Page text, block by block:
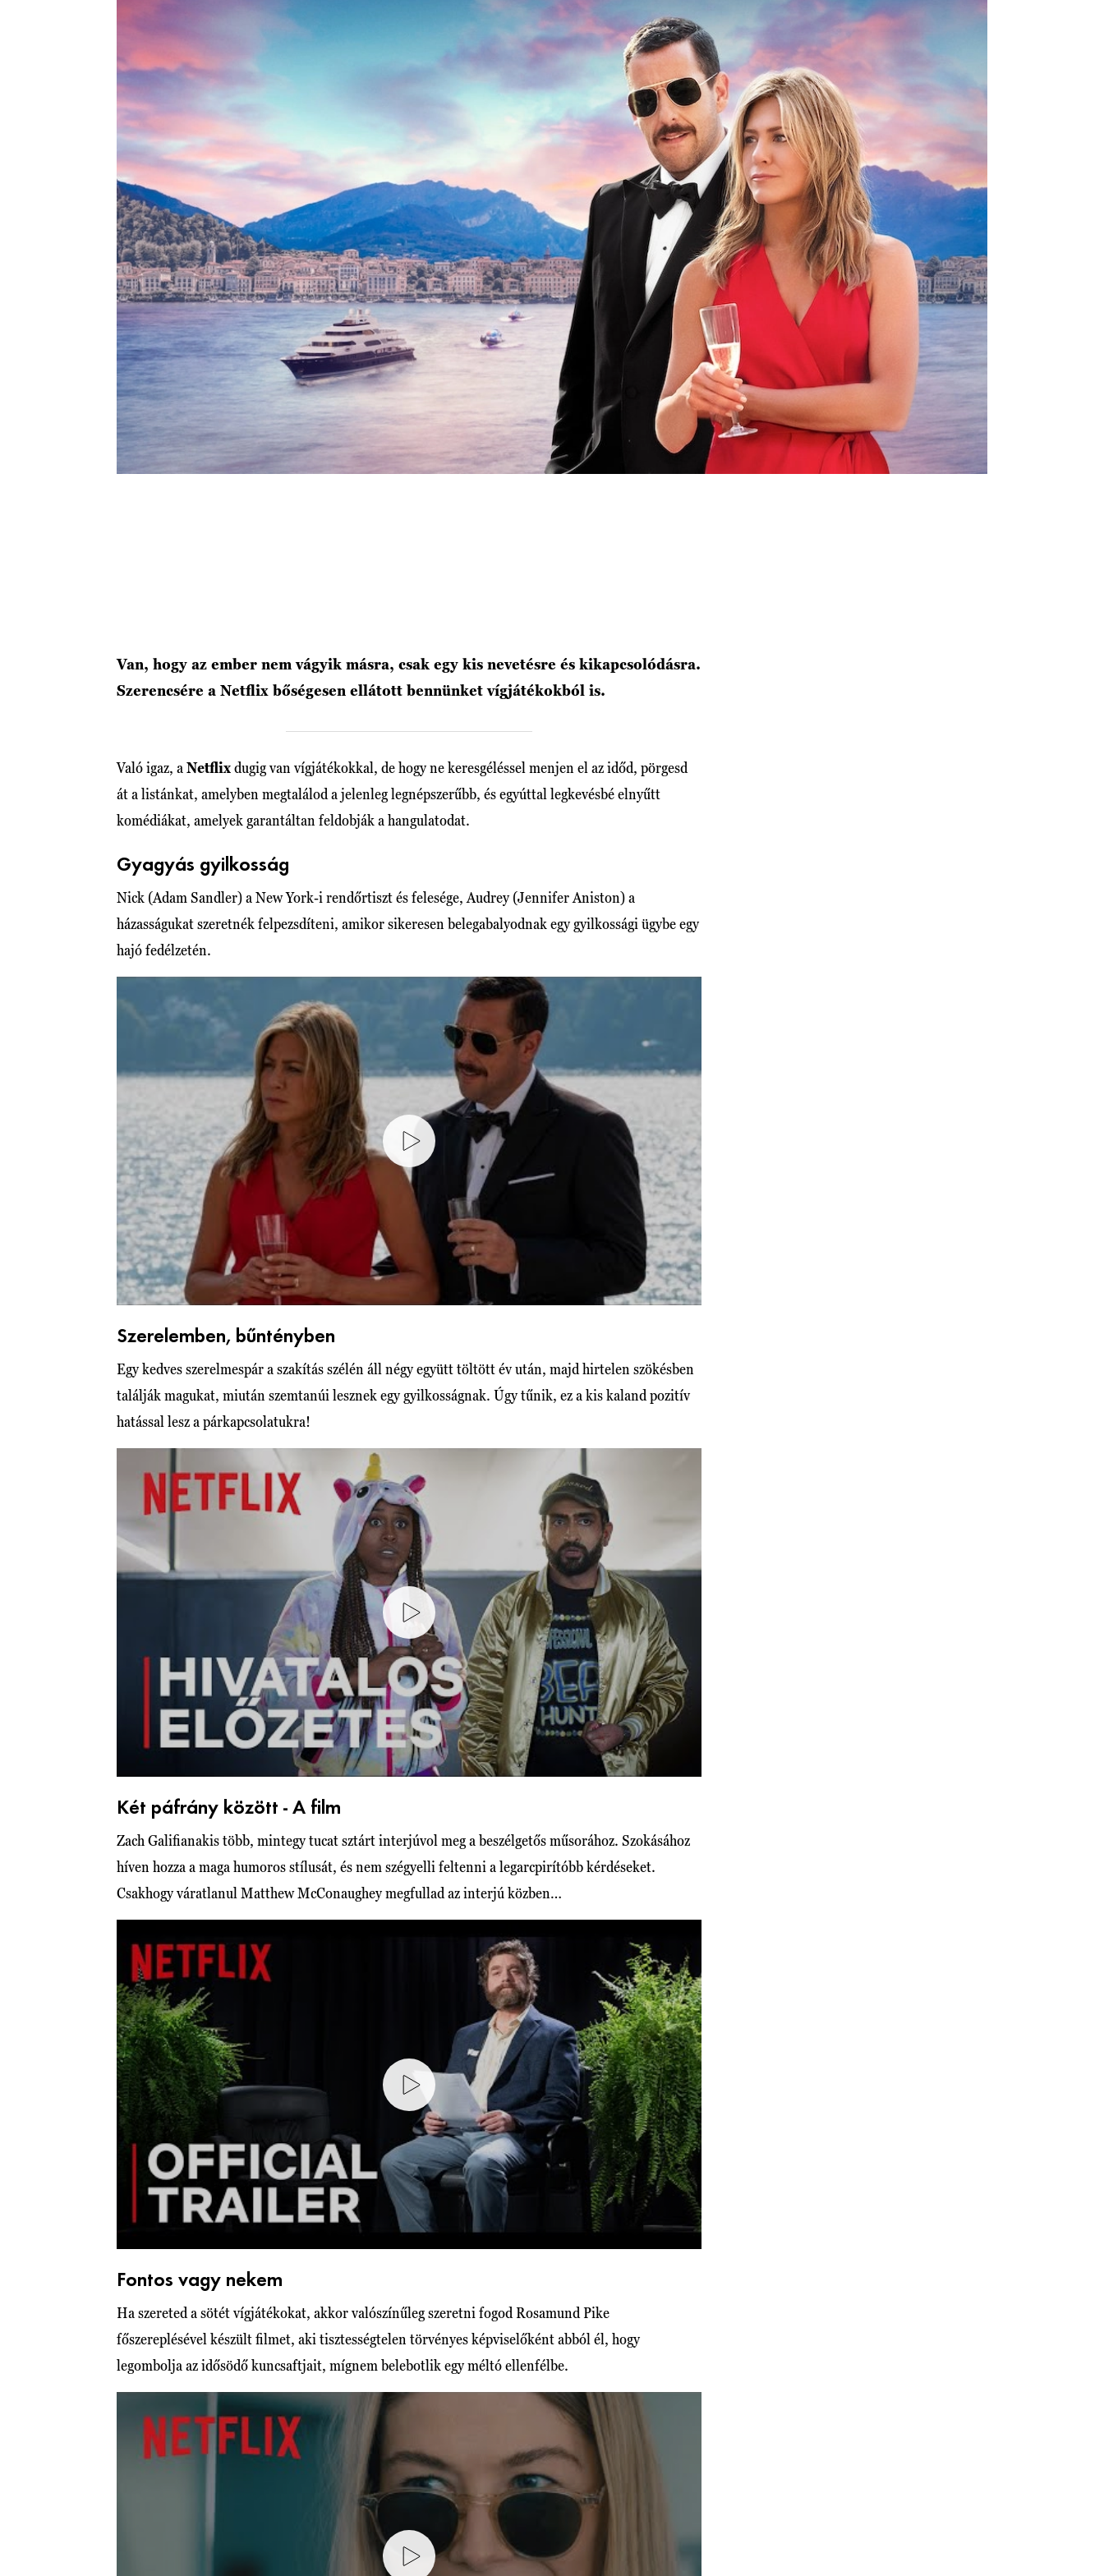
Van, hogy az ember nem vágyik másra, csak egy kis nevetésre és kikapcsolódásra.
Szerencsére a Netflix bőségesen ellátott bennünket vígjátékokból is.
Való igaz, a Netflixdugig van vígjátékokkal, de hogy ne keresgéléssel menjen el az időd, pörgesd
át a listánkat, amelyben megtalálod a jelenleg legnépszerűbb, és egyúttal legkevésbé elnyűtt
komédiákat, amelyek garantáltan feldobják a hangulatodat.
Gyagyás gyilkosság
Nick (Adam Sandler) a New York-i rendőrtiszt és felesége, Audrey (Jennifer Aniston) a
házasságukat szeretnék felpezsdíteni, amikor sikeresen belegabalyodnak egy gyilkossági ügybe egy
hajó fedélzetén.
Szerelemben, bűntényben
Egy kedves szerelmespár a szakítás szélén áll négy együtt töltött év után, majd hirtelen szökésben
találják magukat, miután szemtanúi lesznek egy gyilkosságnak. Úgy tűnik, ez a kis kaland pozitív
hatással lesz a párkapcsolatukra!
Két páfrány között - A film
Zach Galifianakis több, mintegy tucat sztárt interjúvol meg a beszélgetős műsorához. Szokásához
híven hozza a maga humoros stílusát, és nem szégyelli feltenni a legarcpirítóbb kérdéseket.
Csakhogy váratlanul Matthew McConaughey megfullad az interjú közben…
Fontos vagy nekem
Ha szereted a sötét vígjátékokat, akkor valószínűleg szeretni fogod Rosamund Pike
főszereplésével készült filmet, aki tisztességtelen törvényes képviselőként abból él, hogy
legombolja az idősödő kuncsaftjait, mígnem belebotlik egy méltó ellenfélbe.